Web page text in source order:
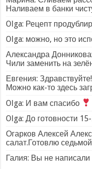
Наливаем в банки
Olga: Рецепт
Olga: можно, но это
Александра
Чили заменить на
Евгения:
Можно как-то здесь
Olga: И вам спасибо
Olga: До готовности
Огарков Алексей
салат.Готовлю
Галия: Вы не написали